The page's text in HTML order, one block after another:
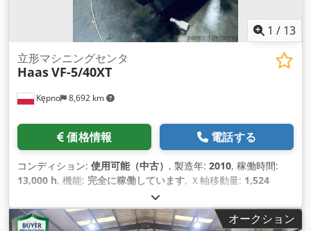
1 / 13
Kępno 8,692 km
立形マシニングセンタ
HaasVF-5/40XT
価格情報 電話する
コンディション: 使用可能（中古） , 製造年: 2010, 稼働時間:
13,000 h, 機能: 完全に稼働しています, Ｘ軸移動量: 1,524
, Z軸移動距離:
速度（最大）:8,000 回転/分,
オークション